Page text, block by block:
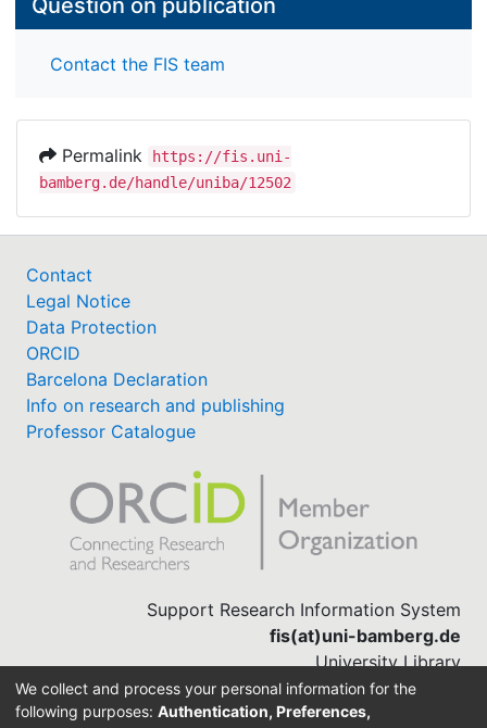
Question on publication
Contact the FIS team
Permalink
https://fis.uni-
bamberg.de/handle/uniba/12502
Contact
Legal Notice
Data Protection
ORCID
Barcelona Declaration
Info on research and publishing
Professor Catalogue
Support Research Information System
fis(at)uni-bamberg.de
University Library
(0951) 863-1568
We collect and process your personal information for the
following purposes: Authentication, Preferences,